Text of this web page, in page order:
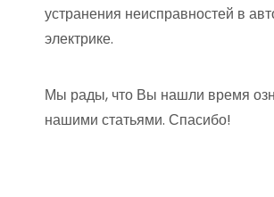
устранения неисправностей в
электрике.
Мы рады, что Вы нашли время
нашими статьями. Спасибо!